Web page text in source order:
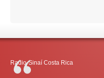
Radio-Sinaí Costa Rica